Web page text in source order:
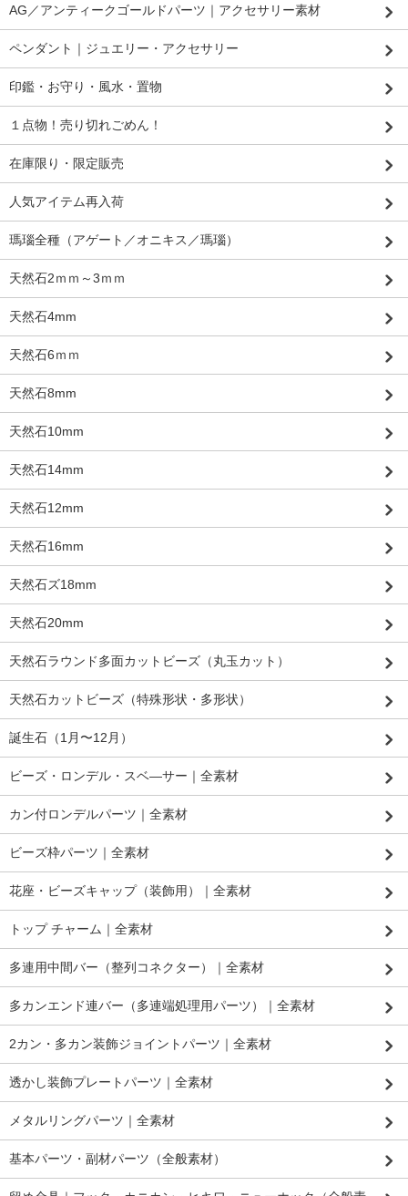
AG／アンティークゴールドパーツ｜アクセサリー素材
ペンダント｜ジュエリー・アクセサリー
印鑑・お守り・風水・置物
１点物！売り切れごめん！
在庫限り・限定販売
人気アイテム再入荷
瑪瑙全種（アゲート／オニキス／瑪瑙）
天然石2ｍｍ～3ｍｍ
天然石4mm
天然石6ｍｍ
天然石8mm
天然石10mm
天然石14mm
天然石12mm
天然石16mm
天然石ズ18mm
天然石20mm
天然石ラウンド多面カットビーズ（丸玉カット）
天然石カットビーズ（特殊形状・多形状）
誕生石（1月〜12月）
ビーズ・ロンデル・スベ―サー｜全素材
カン付ロンデルパーツ｜全素材
ビーズ枠パーツ｜全素材
花座・ビーズキャップ（装飾用）｜全素材
トップ チャーム｜全素材
多連用中間バー（整列コネクター）｜全素材
多カンエンド連バー（多連端処理用パーツ）｜全素材
2カン・多カン装飾ジョイントパーツ｜全素材
透かし装飾プレートパーツ｜全素材
メタルリングパーツ｜全素材
基本パーツ・副材パーツ（全般素材）